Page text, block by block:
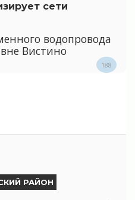
сети
водопровода
Вистино
188
РАЙОН